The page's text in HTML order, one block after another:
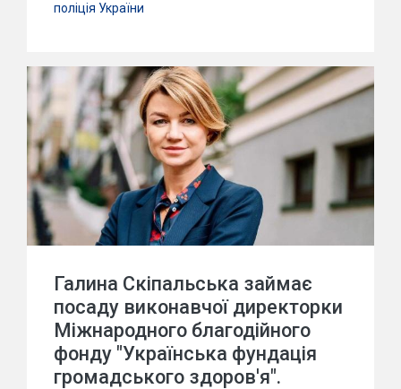
поліція України
Галина Скіпальська займає
посаду виконавчої директорки
Міжнародного благодійного
фонду "Українська фундація
громадського здоров'я".